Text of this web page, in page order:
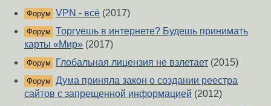
Форум VPN - всё (2017)
Форум Торгуешь в интернете? Будешь принимать
карты «Мир» (2017)
Форум Глобальная лицензия не взлетает (2015)
Форум Дума приняла закон о создании реестра
сайтов с запрещенной информацией (2012)